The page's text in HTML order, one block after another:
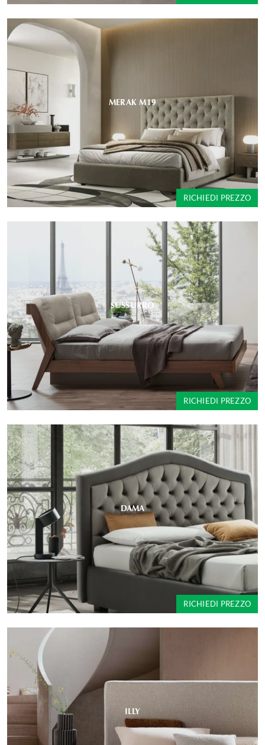
MERAK M19
RICHIEDI PREZZO
SUSSURRO
RICHIEDI PREZZO
DAMA
RICHIEDI PREZZO
ILLY